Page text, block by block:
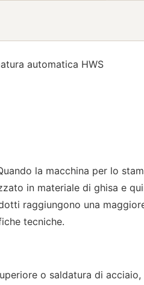
automatica HWS
la macchina per lo
in materiale di ghisa e
raggiungono una
tecniche.
o saldatura di